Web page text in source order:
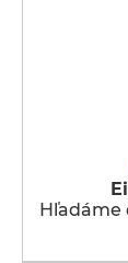
Hľadáme